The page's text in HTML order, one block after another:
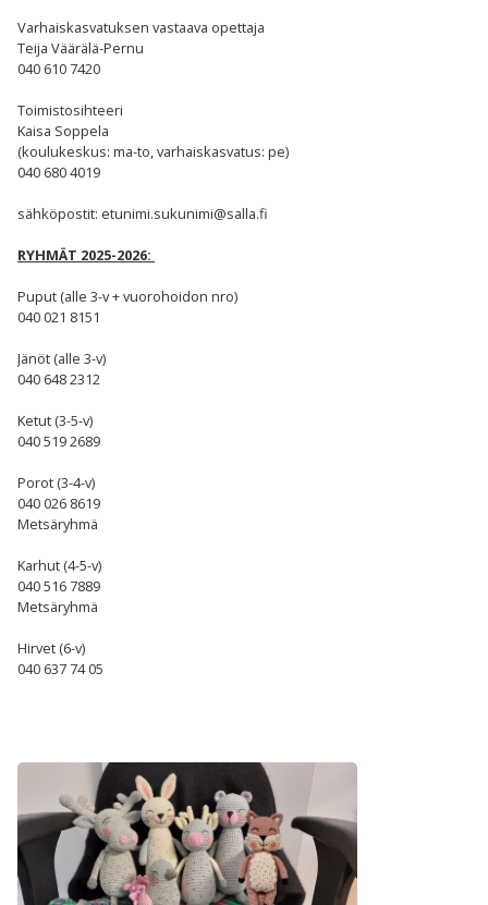
Varhaiskasvatuksen vastaava opettaja
Teija Väärälä-Pernu
040 610 7420
Toimistosihteeri
Kaisa Soppela
(koulukeskus: ma-to, varhaiskasvatus: pe)
040 680 4019
sähköpostit: etunimi.sukunimi@salla.fi
RYHMÄT 2025-2026:
Puput (alle 3-v + vuorohoidon nro)
040 021 8151
Jänöt (alle 3-v)
040 648 2312
Ketut (3-5-v)
040 519 2689
Porot (3-4-v)
040 026 8619
Metsäryhmä
Karhut (4-5-v)
040 516 7889
Metsäryhmä
Hirvet (6-v)
040 637 74 05